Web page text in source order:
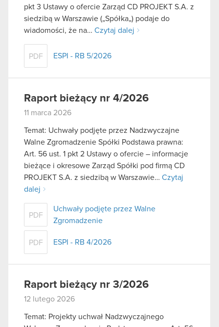
pkt 3 Ustawy o ofercie Zarząd CD PROJEKT S.A. z
siedzibą w Warszawie („Spółka„) podaje do
wiadomości, że na… Czytaj dalej
PDF ESPI - RB 5/2026
Raport bieżący nr 4/2026
11 marca 2026
Temat: Uchwały podjęte przez Nadzwyczajne
Walne Zgromadzenie Spółki Podstawa prawna:
Art. 56 ust. 1 pkt 2 Ustawy o ofercie – informacje
bieżące i okresowe Zarząd Spółki pod firmą CD
PROJEKT S.A. z siedzibą w Warszawie… Czytaj
dalej
PDF
Uchwały podjęte przez Walne
Zgromadzenie
PDF ESPI - RB 4/2026
Raport bieżący nr 3/2026
12 lutego 2026
Temat: Projekty uchwał Nadzwyczajnego